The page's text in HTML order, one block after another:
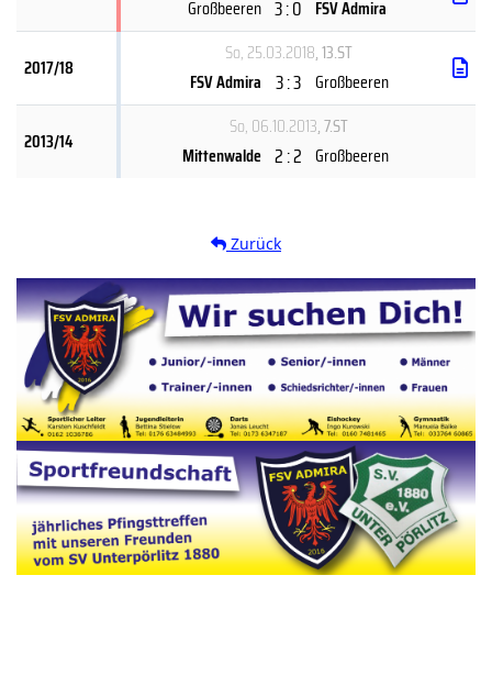
Großbeeren 3 : 0 FSV Admira
2017/18
So, 25.03.2018, 13.ST
FSV Admira 3 : 3 Großbeeren
2013/14
So, 06.10.2013, 7.ST
Mittenwalde 2 : 2 Großbeeren
Zurück